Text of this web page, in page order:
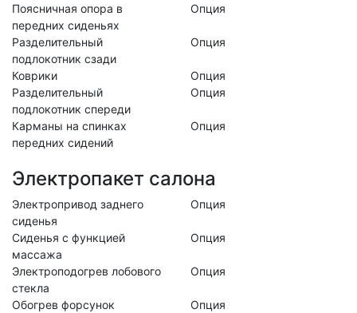
Поясничная опора в
передних сиденьях
Опция
Разделительный
подлокотник сзади
Опция
Коврики
Опция
Разделительный
подлокотник спереди
Опция
Карманы на спинках
передних сидений
Опция
Электропакет салона
Электропривод заднего
сиденья
Опция
Сиденья с функцией
массажа
Опция
Электроподогрев лобового
стекла
Опция
Обогрев форсунок
Опция